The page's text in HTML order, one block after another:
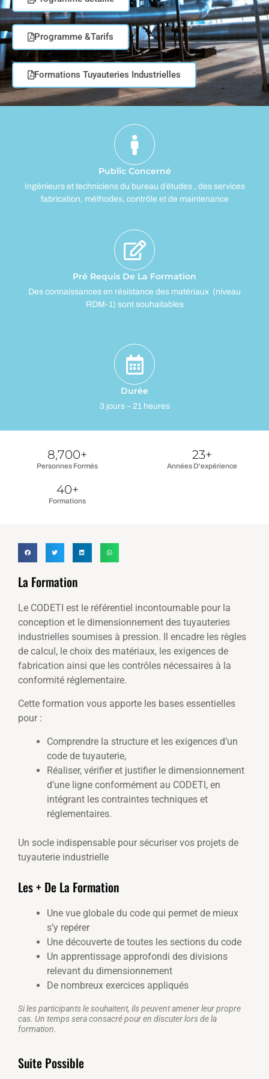
Programme &Tarifs
Formations Tuyauteries Industrielles
Public Concerné
Ingénieurs et techniciens du bureau d’études , des services
fabrication, méthodes, contrôle et de maintenance
Pré Requis De La Formation
Des connaissances en résistance des matériaux (niveau
RDM-1) sont souhaitables
Durée
3 jours – 21 heures
Personnes Formés
8,700+
Années D'expérience
23+
Formations
40+
La Formation
Le CODETI est le référentiel incontournable pour la
conception et le dimensionnement des tuyauteries
industrielles soumises à pression. Il encadre les règles
de calcul, le choix des matériaux, les exigences de
fabrication ainsi que les contrôles nécessaires à la
conformité réglementaire.
Cette formation vous apporte les bases essentielles
pour :
Comprendre la structure et les exigences d’un
code de tuyauterie,
Réaliser, vérifier et justifier le dimensionnement
d’une ligne conformément au CODETI, en
intégrant les contraintes techniques et
réglementaires.
Un socle indispensable pour sécuriser vos projets de
tuyauterie industrielle
Les + De La Formation
Une vue globale du code qui permet de mieux
s’y repérer
Une découverte de toutes les sections du code
Un apprentissage approfondi des divisions
relevant du dimensionnement
De nombreux exercices appliqués
Si les participants le souhaitent, ils peuvent amener leur propre
cas. Un temps sera consacré pour en discuter lors de la
formation.
Suite Possible